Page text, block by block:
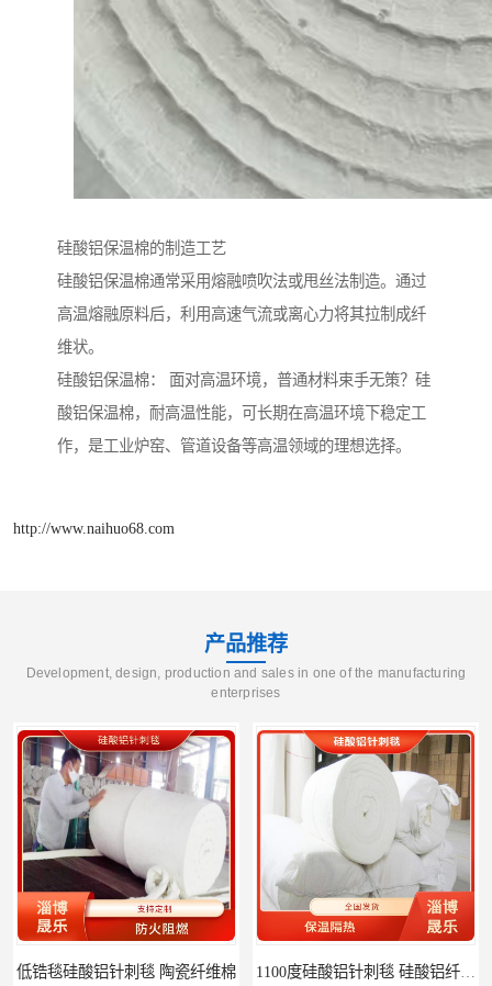
硅酸铝保温棉的制造工艺
硅酸铝保温棉通常采用熔融喷吹法或甩丝法制造。通过
高温熔融原料后，利用高速气流或离心力将其拉制成纤
维状。
硅酸铝保温棉： 面对高温环境，普通材料束手无策？硅
酸铝保温棉，耐高温性能，可长期在高温环境下稳定工
作，是工业炉窑、管道设备等高温领域的理想选择。
http://www.naihuo68.com
产品推荐
Development, design, production and sales in one of the manufacturing
enterprises
低锆毯硅酸铝针刺毯 陶瓷纤维棉